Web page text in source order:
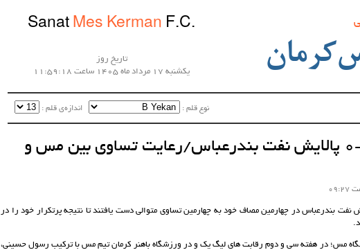
Sanat Mes Kerman F.C.
تاریخ روز
یکشنبه 17 مرداد ماه 1405 ساعت 11:59:18
نوع قلم :‌ اندازه‌ی قلم :‌
مس کرمان 0-0 پالایش نفت بندرعباس/رعایت تساوی بین مس و
نفت بندرعباس در چهارمین مصاف خود به چهارمین تساوی متوالی دست یافتند تا نتیجه پرتکرار خود را در
مس؛ در هفته سی و دوم رقابت های لیگ یک و در ورزشگاه باهنر کرمان تیم مس با ترکیب رسول حسینی،